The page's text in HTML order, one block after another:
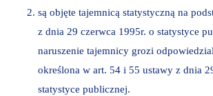
są objęte tajemnicą statystyczną na
z dnia 29 czerwca 1995r. o statystyce
naruszenie tajemnicy grozi
określona w art. 54 i 55 ustawy z dnia
statystyce publicznej.